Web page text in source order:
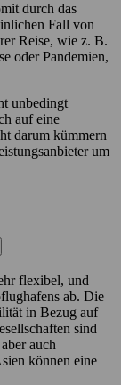
durch das
Fall von
Reise, wie z. B.
oder Pandemien,
unbedingt
auf eine
darum kümmern
um
flexibel, und
ab. Die
in Bezug auf
sind
auch
können eine